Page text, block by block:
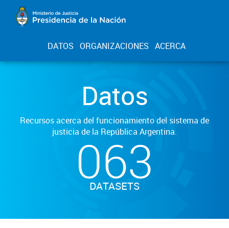
DATOS ORGANIZACIONES ACERCA
Datos
Recursos acerca del funcionamiento del sistema de
justicia de la República Argentina.
063
DATASETS